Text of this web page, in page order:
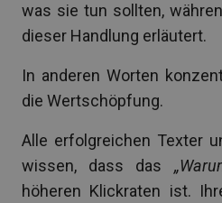
was sie tun sollten,
dieser Handlung erläutert.
In anderen Worten
die Wertschöpfung.
Alle erfolgreichen Texter
wissen, dass das
höheren Klickraten ist.